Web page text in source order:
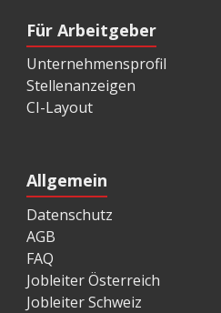
Für Arbeitgeber
Unternehmensprofil
Stellenanzeigen
CI-Layout
Allgemein
Datenschutz
AGB
FAQ
Jobleiter Österreich
Jobleiter Schweiz